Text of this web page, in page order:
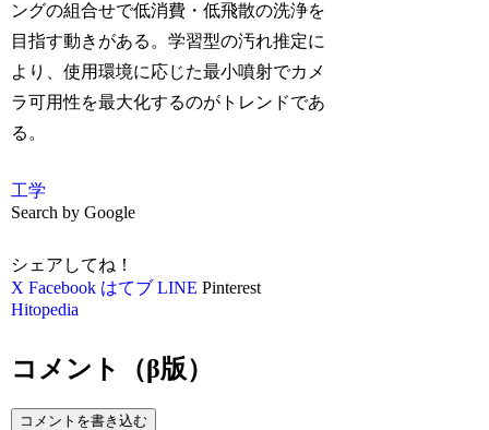
ングの組合せで低消費・低飛散の洗浄を
目指す動きがある。学習型の汚れ推定に
より、使用環境に応じた最小噴射でカメ
ラ可用性を最大化するのがトレンドであ
る。
工学
Search by Google
シェアしてね！
X Facebook はてブ LINE Pinterest
Hitopedia
コメント（β版）
コメントを書き込む